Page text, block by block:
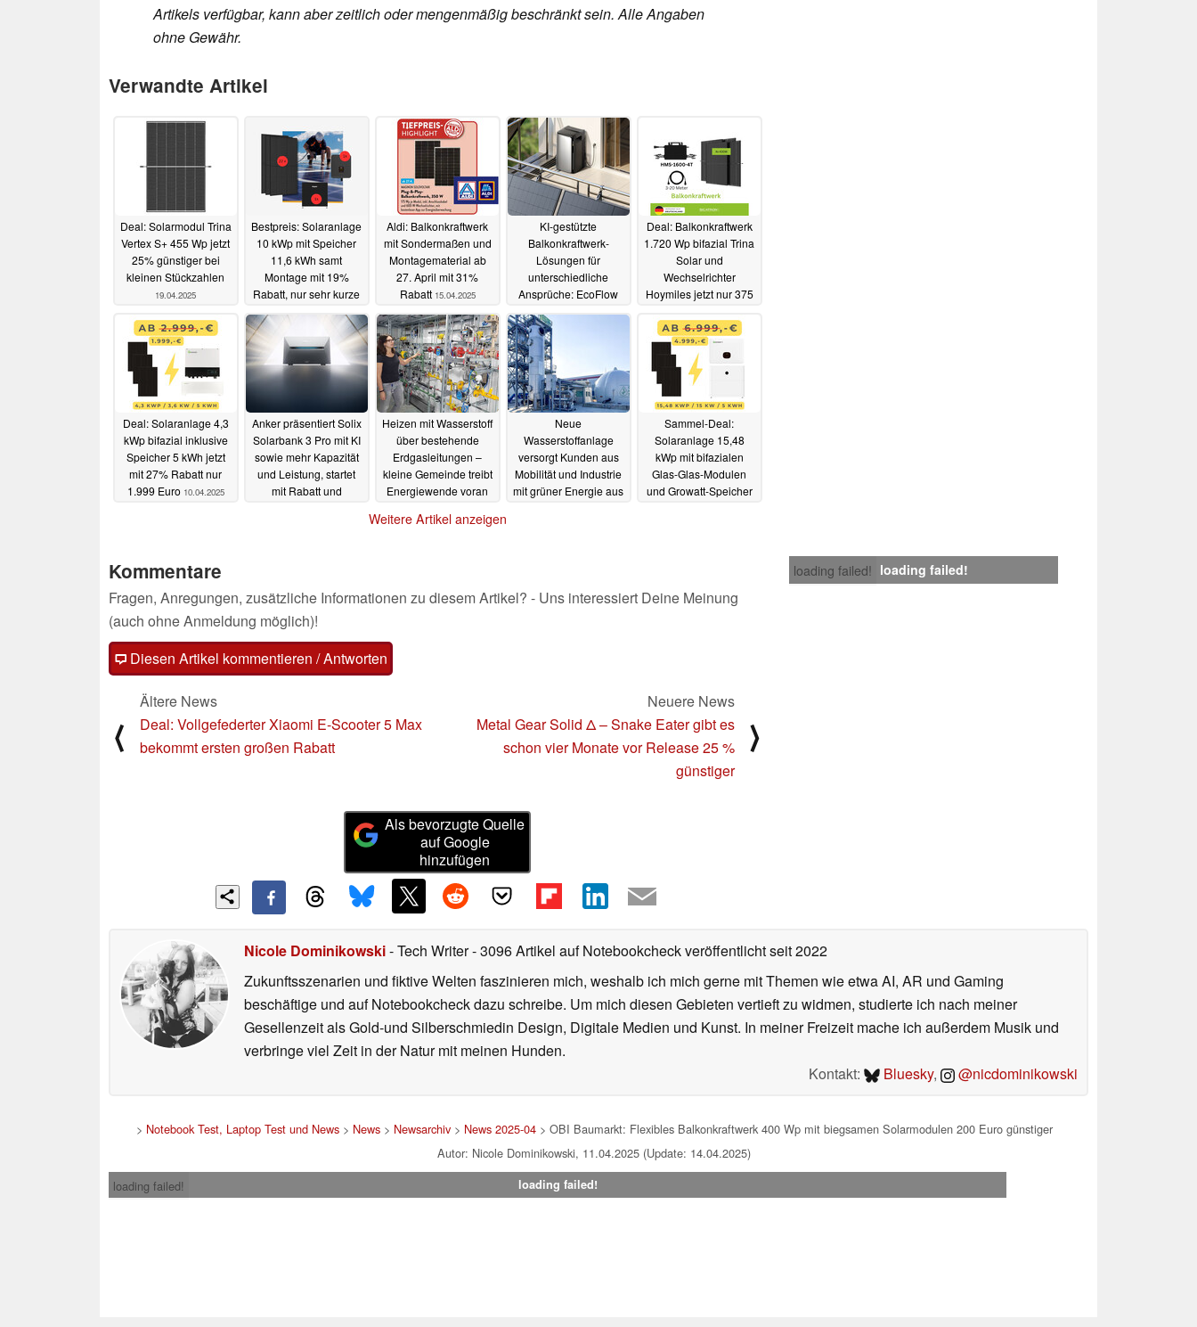
Artikels verfügbar, kann aber zeitlich oder mengenmäßig beschränkt sein. Alle Angaben
ohne Gewähr.
Verwandte Artikel
Deal: Solarmodul Trina
Vertex S+ 455 Wp jetzt
25% günstiger bei
kleinen Stückzahlen
19.04.2025
Bestpreis: Solaranlage
10 kWp mit Speicher
11,6 kWh samt
Montage mit 19%
Rabatt, nur sehr kurze
16.04.2025
Aldi: Balkonkraftwerk
mit Sondermaßen und
Montagematerial ab
27. April mit 31%
Rabatt 15.04.2025
KI-gestützte
Balkonkraftwerk-
Lösungen für
unterschiedliche
Ansprüche: EcoFlow
Serie
Deal: Balkonkraftwerk
1.720 Wp bifazial Trina
Solar und
Wechselrichter
Hoymiles jetzt nur 375
Deal: Solaranlage 4,3
kWp bifazial inklusive
Speicher 5 kWh jetzt
mit 27% Rabatt nur
1.999 Euro 10.04.2025
Anker präsentiert Solix
Solarbank 3 Pro mit KI
sowie mehr Kapazität
und Leistung, startet
mit Rabatt und
Heizen mit Wasserstoff
über bestehende
Erdgasleitungen –
kleine Gemeinde treibt
Energiewende voran
Neue
Wasserstoffanlage
versorgt Kunden aus
Mobilität und Industrie
mit grüner Energie aus
Sammel-Deal:
Solaranlage 15,48
kWp mit bifazialen
Glas-Glas-Modulen
und Growatt-Speicher
Weitere Artikel anzeigen
loading failed! loading failed!
Kommentare
Fragen, Anregungen, zusätzliche Informationen zu diesem Artikel? - Uns interessiert Deine Meinung
(auch ohne Anmeldung möglich)!
Diesen Artikel kommentieren / Antworten
⟨
Ältere News
Deal: Vollgefederter Xiaomi E-Scooter 5 Max
bekommt ersten großen Rabatt
Neuere News
Metal Gear Solid Δ – Snake Eater gibt es
schon vier Monate vor Release 25 %
günstiger
⟩
Als bevorzugte Quelle
auf Google
hinzufügen
Nicole Dominikowski- Tech Writer- 3096 Artikel auf Notebookcheck veröffentlichtseit 2022
Zukunftsszenarien und fiktive Welten faszinieren mich, weshalb ich mich gerne mit Themen wie etwa AI, AR und Gaming
beschäftige und auf Notebookcheck dazu schreibe. Um mich diesen Gebieten vertieft zu widmen, studierte ich nach meiner
Gesellenzeit als Gold-und Silberschmiedin Design, Digitale Medien und Kunst. In meiner Freizeit mache ich außerdem Musik und
verbringe viel Zeit in der Natur mit meinen Hunden.
Kontakt:
Bluesky, @nicdominikowski
> Notebook Test, Laptop Test und News> News> Newsarchiv> News 2025-04> OBI Baumarkt: Flexibles Balkonkraftwerk 400 Wp mit biegsamen Solarmodulen 200 Euro günstiger
Autor: Nicole Dominikowski, 11.04.2025 (Update: 14.04.2025)
loading failed!
loading failed!